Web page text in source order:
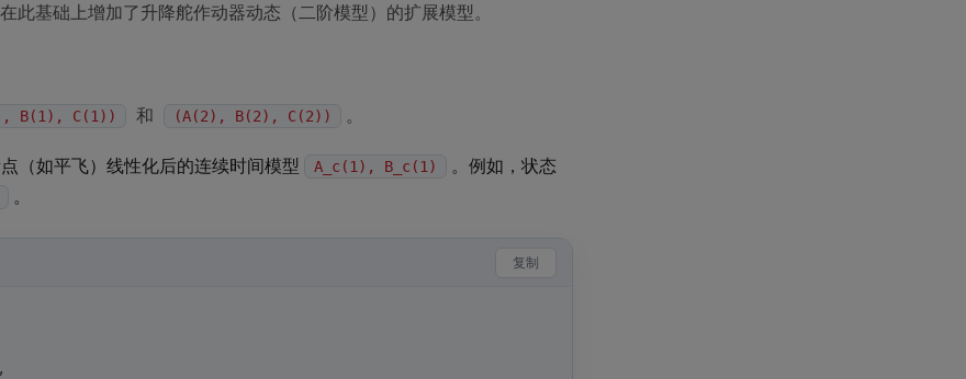
基础上增加了升降舵作动器动态（二阶模型）的扩展模型。
B(1), C(1)) 和 (A(2), B(2), C(2)) 。
（如平飞）线性化后的连续时间模型 A_c(1), B_c(1)
。例如，状态
。
复制